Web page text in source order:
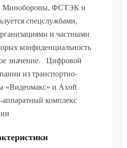
Минобороны, ФСТЭК и
спецслужбами,
и частными
конфиденциальность
значение. Цифровой
из транспортно-
«Видеомакс» и Axoft
комплекс